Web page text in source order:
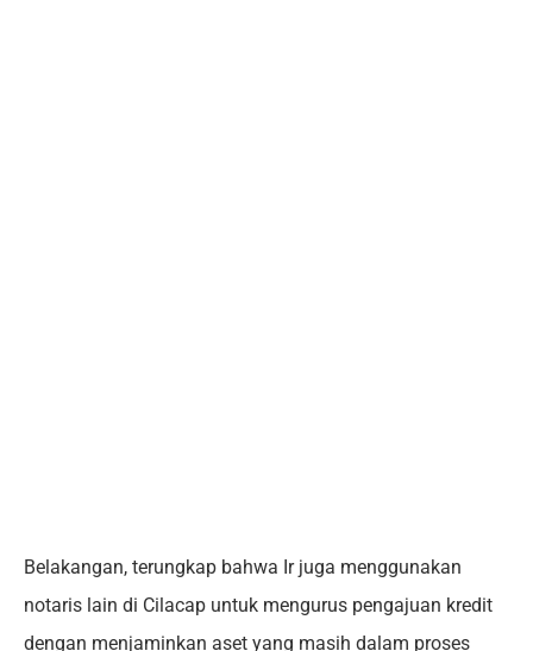
Belakangan, terungkap bahwa Ir juga menggunakan
notaris lain di Cilacap untuk mengurus pengajuan kredit
dengan menjaminkan aset yang masih dalam proses